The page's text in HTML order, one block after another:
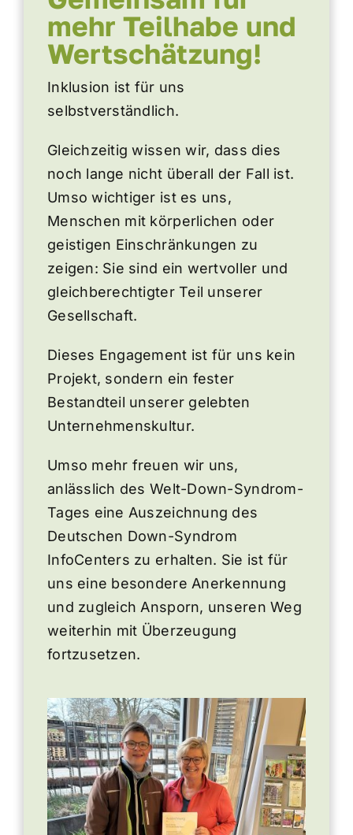
Beetplaner
Shop für Geschäftskunden
mehr Teilhabe und
Wertschätzung!
Inklusion ist für uns
selbstverständlich.
Gleichzeitig wissen wir, dass dies
noch lange nicht überall der Fall ist.
Umso wichtiger ist es uns,
Menschen mit körperlichen oder
geistigen Einschränkungen zu
zeigen: Sie sind ein wertvoller und
gleichberechtigter Teil unserer
Gesellschaft.
Dieses Engagement ist für uns kein
Projekt, sondern ein fester
Bestandteil unserer gelebten
Unternehmenskultur.
Umso mehr freuen wir uns,
anlässlich des Welt-Down-Syndrom-
Tages eine Auszeichnung des
Deutschen Down-Syndrom
InfoCenters zu erhalten. Sie ist für
uns eine besondere Anerkennung
und zugleich Ansporn, unseren Weg
weiterhin mit Überzeugung
fortzusetzen.